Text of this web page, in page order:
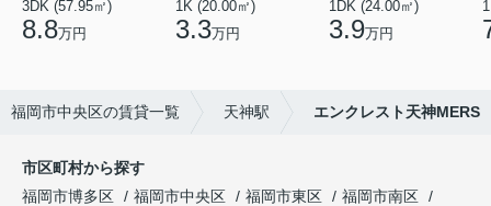
3DK (57.95㎡)
8.8万円
1K (20.00㎡)
3.3万円
1DK (24.00㎡)
3.9万円
福岡市中央区の賃貸一覧 天神駅 エンクレスト天神MERS
市区町村から探す
福岡市博多区
福岡市中央区 福岡市東区
福岡市南区